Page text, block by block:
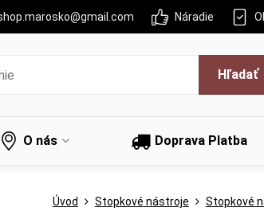
Náradie
Hľadať
O nás Doprava Platba
Úvod Stopkové nástroje Stopkové